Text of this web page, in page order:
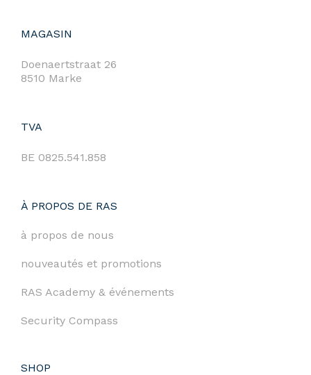
MAGASIN
Doenaertstraat 26
8510 Marke
TVA
BE 0825.541.858
À PROPOS DE RAS
à propos de nous
nouveautés et promotions
RAS Academy & événements
Security Compass
SHOP